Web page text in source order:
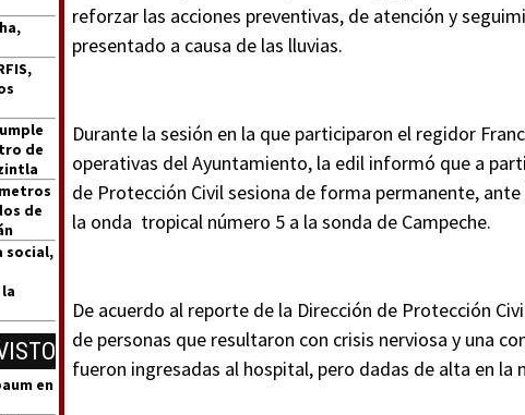
de
de
social,
en
reforzar las acciones preventivas, de atención y
presentado a causa de las lluvias.
Durante la sesión en la que participaron el regidor
operativas del Ayuntamiento, la edil informó que a
de Protección Civil sesiona de forma permanente,
la onda tropical número 5 a la sonda de Campeche.
De acuerdo al reporte de la Dirección de Protección
de personas que resultaron con crisis nerviosa y una
fueron ingresadas al hospital, pero dadas de alta en la